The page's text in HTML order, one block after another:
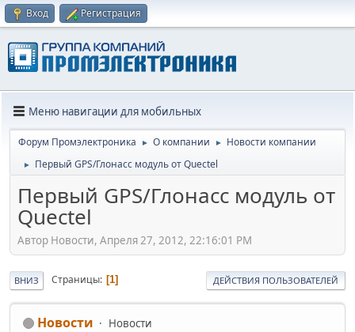
Вход Регистрация
Меню навигации для мобильных
Форум Промэлектроника ► О компании ► Новости компании
► Первый GPS/Глонасс модуль от Quectel
Первый GPS/Глонасс модуль от
Quectel
Автор Новости, Апреля 27, 2012, 22:16:01 PM
ВНИЗ Страницы 1 ДЕЙСТВИЯ ПОЛЬЗОВАТЕЛЕЙ
Новости Новости